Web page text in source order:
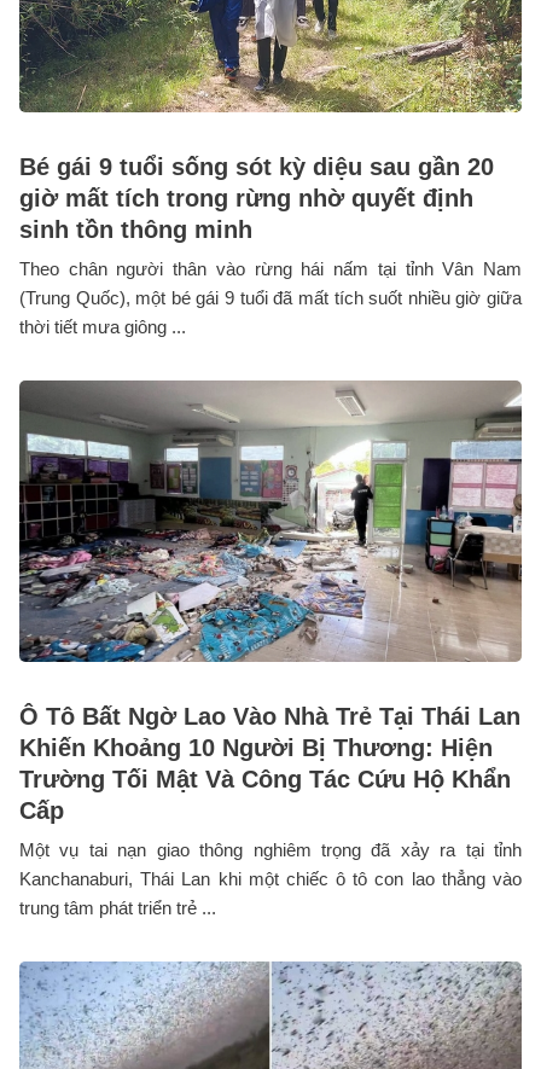
Bé gái 9 tuổi sống sót kỳ diệu sau gần 20
giờ mất tích trong rừng nhờ quyết định
sinh tồn thông minh
Theo chân người thân vào rừng hái nấm tại tỉnh Vân Nam
(Trung Quốc), một bé gái 9 tuổi đã mất tích suốt nhiều giờ giữa
thời tiết mưa giông ...
Ô Tô Bất Ngờ Lao Vào Nhà Trẻ Tại Thái Lan
Khiến Khoảng 10 Người Bị Thương: Hiện
Trường Tối Mật Và Công Tác Cứu Hộ Khẩn
Cấp
Một vụ tai nạn giao thông nghiêm trọng đã xảy ra tại tỉnh
Kanchanaburi, Thái Lan khi một chiếc ô tô con lao thẳng vào
trung tâm phát triển trẻ ...